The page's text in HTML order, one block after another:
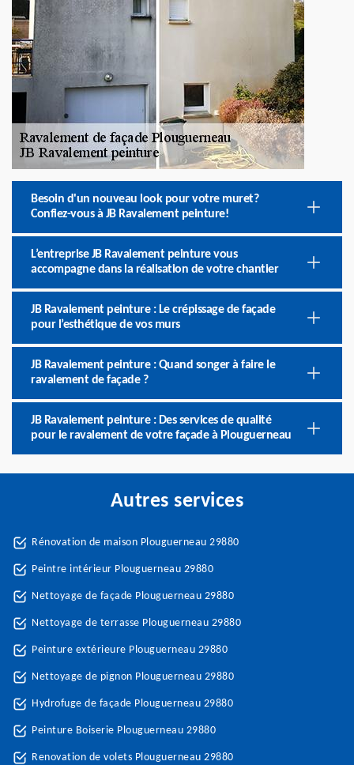
Besoin d'un nouveau look pour votre muret?
Confiez-vous à JB Ravalement peinture!
L’entreprise JB Ravalement peinture vous
accompagne dans la réalisation de votre chantier
JB Ravalement peinture : Le crépissage de façade
pour l’esthétique de vos murs
JB Ravalement peinture : Quand songer à faire le
ravalement de façade ?
JB Ravalement peinture : Des services de qualité
pour le ravalement de votre façade à Plouguerneau
Autres services
Rénovation de maison Plouguerneau 29880
Peintre intérieur Plouguerneau 29880
Nettoyage de façade Plouguerneau 29880
Nettoyage de terrasse Plouguerneau 29880
Peinture extérieure Plouguerneau 29880
Nettoyage de pignon Plouguerneau 29880
Hydrofuge de façade Plouguerneau 29880
Peinture Boiserie Plouguerneau 29880
Renovation de volets Plouguerneau 29880